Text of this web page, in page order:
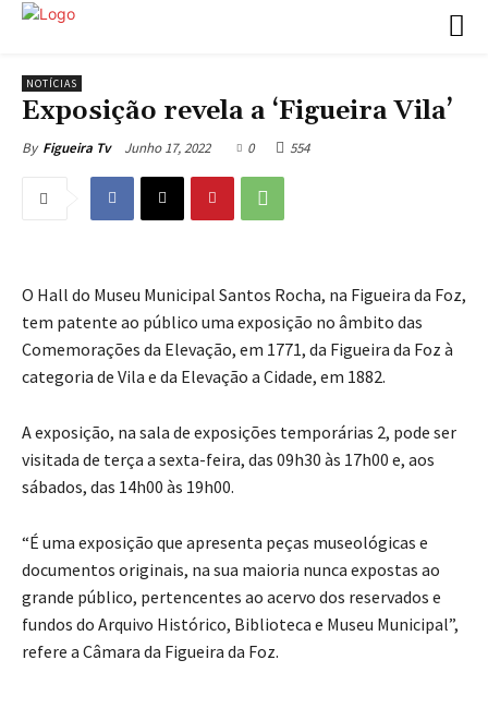
NOTÍCIAS
Exposição revela a ‘Figueira Vila’
By Figueira Tv Junho 17, 2022 0 554
O Hall do Museu Municipal Santos Rocha, na Figueira da Foz,
tem patente ao público uma exposição no âmbito das
Comemorações da Elevação, em 1771, da Figueira da Foz à
categoria de Vila e da Elevação a Cidade, em 1882.
A exposição, na sala de exposições temporárias 2, pode ser
visitada de terça a sexta-feira, das 09h30 às 17h00 e, aos
sábados, das 14h00 às 19h00.
“É uma exposição que apresenta peças museológicas e
documentos originais, na sua maioria nunca expostas ao
grande público, pertencentes ao acervo dos reservados e
fundos do Arquivo Histórico, Biblioteca e Museu Municipal”,
refere a Câmara da Figueira da Foz.